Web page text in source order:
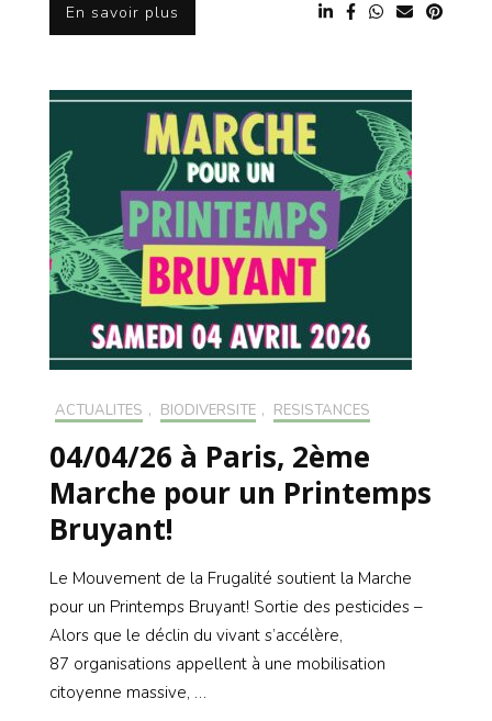
En savoir plus
ACTUALITÉS , BIODIVERSITÉ , RÉSISTANCES
04/04/26 à Paris, 2ème
Marche pour un Printemps
Bruyant!
Le Mouvement de la Frugalité soutient la Marche
pour un Printemps Bruyant! Sortie des pesticides –
Alors que le déclin du vivant s’accélère,
87 organisations appellent à une mobilisation
citoyenne massive, …